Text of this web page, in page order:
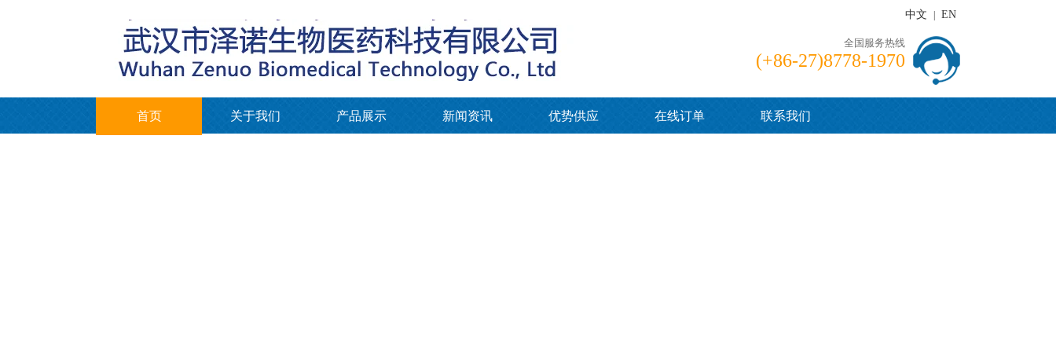
中文 EN
全国服务热线
(+86-27)8778-1970
首页 关于我们 产品展示 新闻资讯 优势供应 在线订单 联系我们